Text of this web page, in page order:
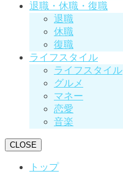
退職・休職・復職
退職
休職
復職
ライフスタイル
ライフスタイル
グルメ
マネー
恋愛
音楽
CLOSE
トップ